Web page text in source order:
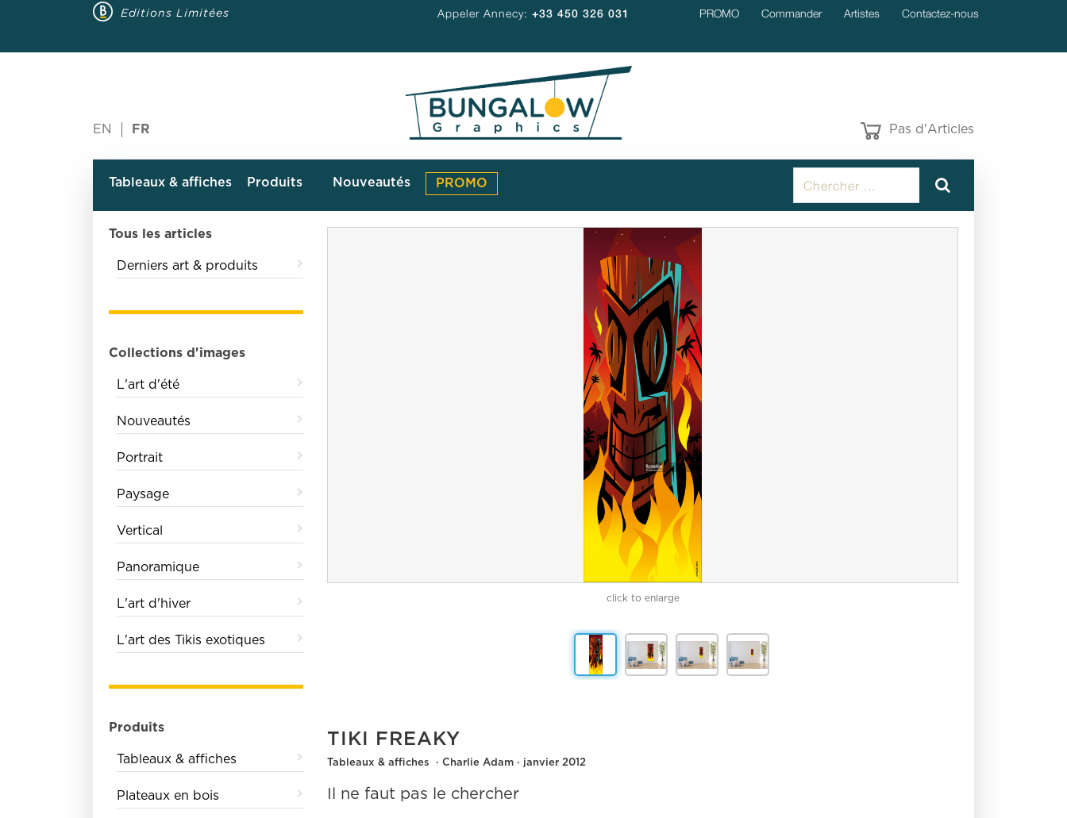
Editions Limitées PROMO Commander Artistes Contactez-nous
Appeler Annecy: +33 450 326 031
EN FR Pas d'Articles
Tableaux & affiches Produits Nouveautés PROMO
Tous les articles
Derniers art & produits
Collections d'images
L'art d'été
Nouveautés
Portrait
Paysage
Vertical
Panoramique
L'art d'hiver
L'art des Tikis exotiques
Produits
Tableaux & affiches
Plateaux en bois
click to enlarge
TIKI FREAKY
Tableaux & affiches · Charlie Adam · janvier 2012
Il ne faut pas le chercher